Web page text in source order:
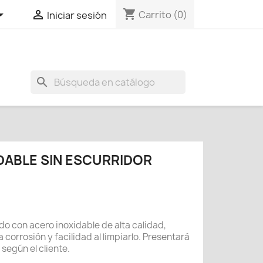
 Iniciar sesión shopping_cart Carrito (0)
search
SIN ESCURRIDOR
con acero inoxidable de alta calidad,
corrosión y facilidad al limpiarlo. Presentará
el cliente.